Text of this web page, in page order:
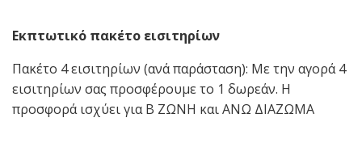
Εκπτωτικό πακέτο εισιτηρίων
Πακέτο 4 εισιτηρίων (ανά παράσταση): Με την αγορά 4
εισιτηρίων σας προσφέρουμε το 1 δωρεάν. Η
προσφορά ισχύει για Β ΖΩΝΗ και ΑΝΩ ΔΙΑΖΩΜΑ